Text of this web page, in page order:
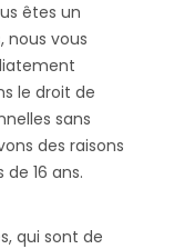
êtes un
nous vous
le droit de
sans
des raisons
16 ans.
qui sont de